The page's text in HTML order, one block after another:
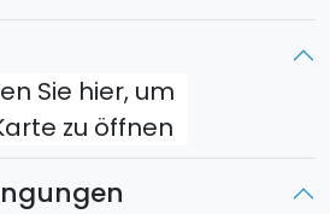
Sie hier, um
zu öffnen